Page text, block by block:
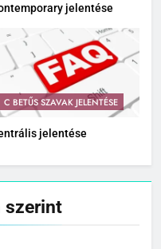
jelentése
C BETŰS SZAVAK JELENTÉSE
jelentése
szerint